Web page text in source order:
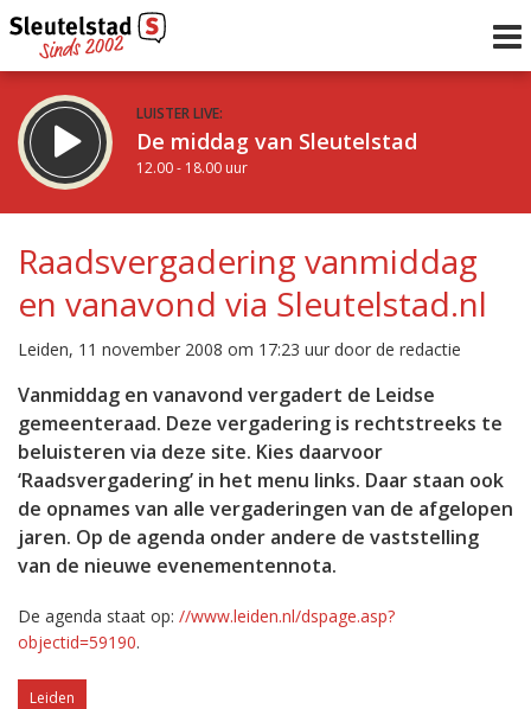
LUISTER LIVE:
De middag van Sleutelstad
12.00 - 18.00 uur
De avond van Sleutelstad
18.00 - 21.00 uur
Vorig uur
uur 1 van 0 Volgend uur
Inklappen
Raadsvergadering vanmiddag
en vanavond via Sleutelstad.nl
Leiden, 11 november 2008 om 17:23 uur door de redactie
Vanmiddag en vanavond vergadert de Leidse
gemeenteraad. Deze vergadering is rechtstreeks te
beluisteren via deze site. Kies daarvoor
‘Raadsvergadering’ in het menu links. Daar staan ook
de opnames van alle vergaderingen van de afgelopen
jaren. Op de agenda onder andere de vaststelling
van de nieuwe evenementennota.
De agenda staat op: //www.leiden.nl/dspage.asp?
objectid=59190.
Leiden